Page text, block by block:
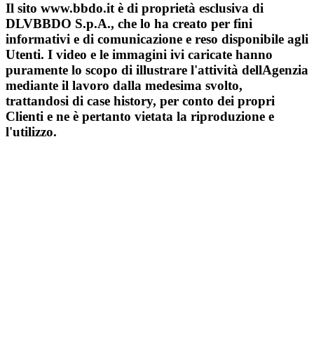
Il sito www.bbdo.it è di proprietà esclusiva di
DLVBBDO S.p.A., che lo ha creato per fini
informativi e di comunicazione e reso disponibile agli
Utenti. I video e le immagini ivi caricate hanno
puramente lo scopo di illustrare l'attività dellAgenzia
mediante il lavoro dalla medesima svolto,
trattandosi di case history, per conto dei propri
Clienti e ne è pertanto vietata la riproduzione e
l'utilizzo.